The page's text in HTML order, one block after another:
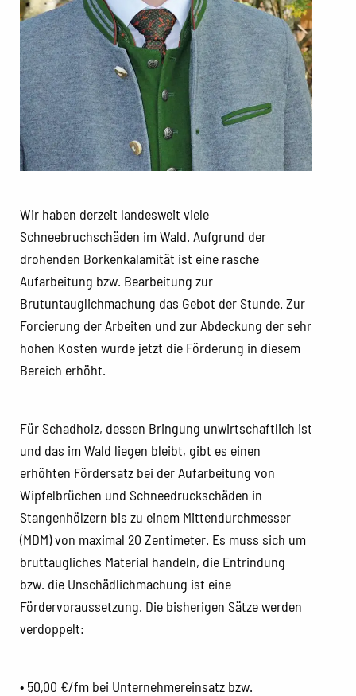
Wir haben derzeit landesweit viele
Schneebruchschäden im Wald. Aufgrund der
drohenden Borkenkalamität ist eine rasche
Aufarbeitung bzw. Bearbeitung zur
Brutuntauglichmachung das Gebot der Stunde. Zur
Forcierung der Arbeiten und zur Abdeckung der sehr
hohen Kosten wurde jetzt die Förderung in diesem
Bereich erhöht.
Für Schadholz, dessen Bringung unwirtschaftlich ist
und das im Wald liegen bleibt, gibt es einen
erhöhten Fördersatz bei der Aufarbeitung von
Wipfelbrüchen und Schneedruckschäden in
Stangenhölzern bis zu einem Mittendurchmesser
(MDM) von maximal 20 Zentimeter. Es muss sich um
bruttaugliches Material handeln, die Entrindung
bzw. die Unschädlichmachung ist eine
Fördervoraussetzung. Die bisherigen Sätze werden
verdoppelt:
• 50,00 €/fm bei Unternehmereinsatz bzw.